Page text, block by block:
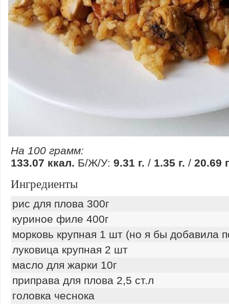
На 100 грамм:
133.07 ккал. Б/Ж/У: 9.31 г. / 1.35 г. / 20.69
Ингредиенты
рис для плова 300г
куриное филе 400г
морковь крупная 1 шт (но я бы добавила
луковица крупная 2 шт
масло для жарки 10г
приправа для плова 2,5 ст.л
головка чеснока